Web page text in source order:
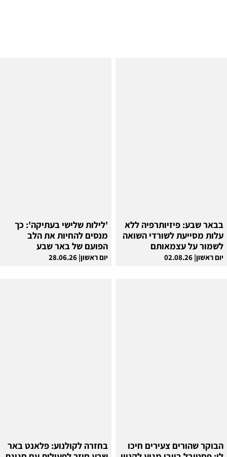
בבאר שבע: פיזיותרפיה ללא
עלות מסייעת לשורדי השואה
לשמור על עצמאותם
יום ראשון| 02.08.26
'לילות שלישי בעתיקה': כך
מנסים להחיות את הלב
הפועם של באר שבע
יום ראשון| 28.06.26
הבוקר שהורים צעירים חיכו
בחזרה לקולנוע: פלאנט באר